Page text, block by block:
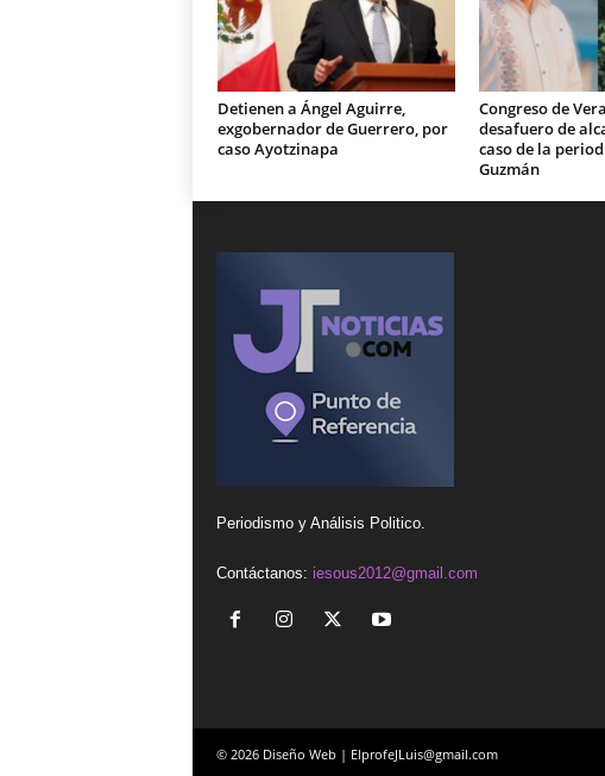
Detienen a Ángel Aguirre,
exgobernador de Guerrero, por
caso Ayotzinapa
Congreso de
desafuero de
caso de la
Guzmán
Periodismo y Análisis Politico.
Contáctanos: iesous2012@gmail.com
© 2026 Diseño Web | ElprofeJLuis@gmail.com